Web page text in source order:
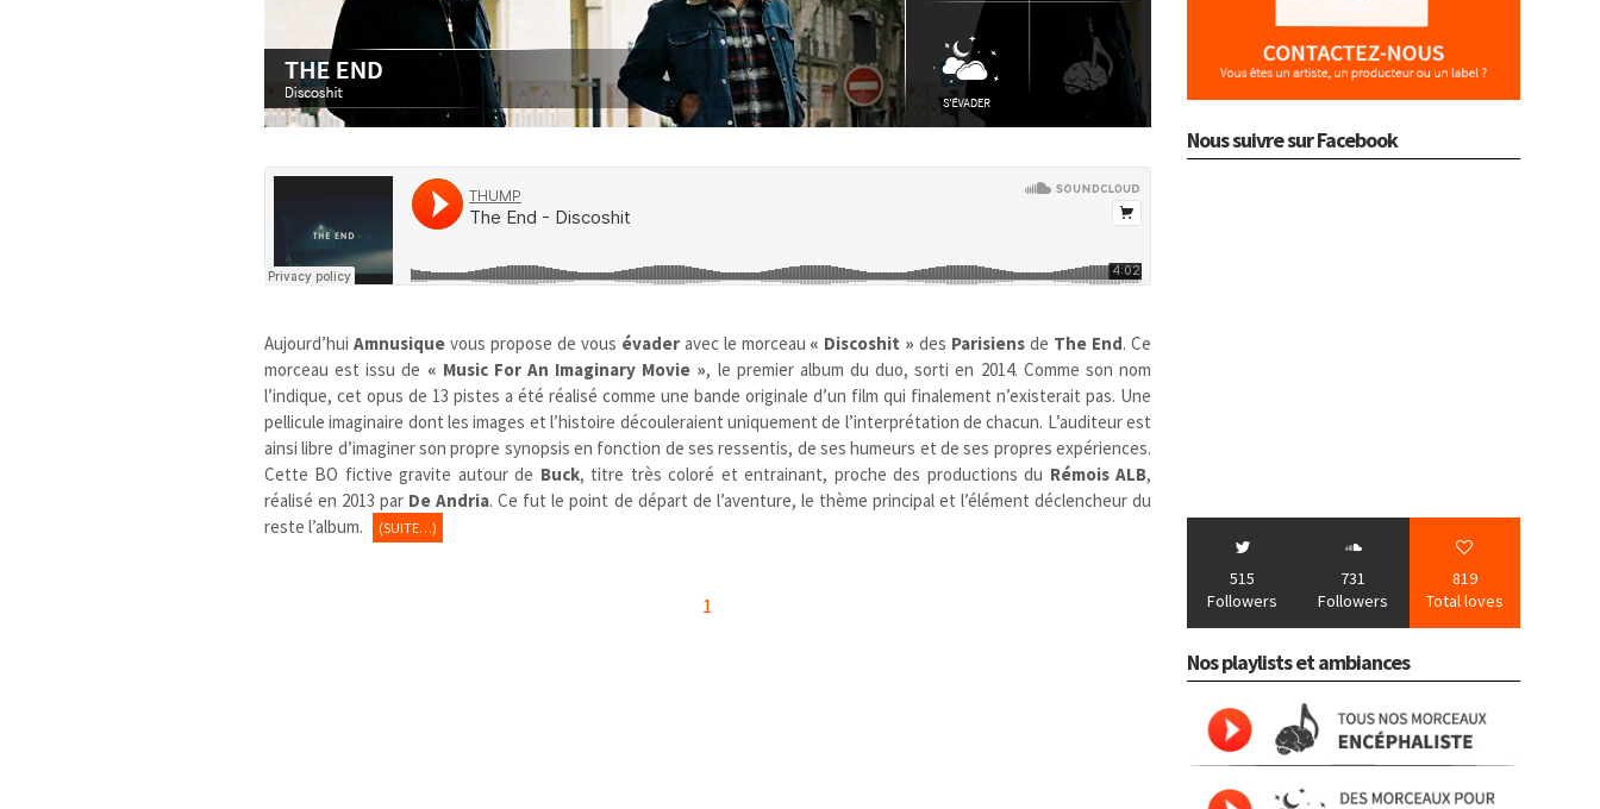
Aujourd’hui Amnusiquevous propose de vous évaderavec le morceau « Discoshit » des Parisiensde The End. Ce
morceau est issu de « Music For An Imaginary Movie », le premier album du duo, sorti en 2014. Comme son nom
l’indique, cet opus de 13 pistes a été réalisé comme une bande originale d’un film qui finalement n’existerait pas. Une
pellicule imaginaire dont les images et l’histoire découleraient uniquement de l’interprétation de chacun. L’auditeur est
ainsi libre d’imaginer son propre synopsis en fonction de ses ressentis, de ses humeurs et de ses propres expériences.
Cette BO fictive gravite autour de Buck, titre très coloré et entrainant, proche des productions du Rémois ALB,
réalisé en 2013 par De Andria. Ce fut le point de départ de l’aventure, le thème principal et l’élément déclencheur du
reste l’album.
(SUITE…)
1
Nous suivre sur Facebook
515
Followers
731
Followers
819
Total loves
Nos playlists et ambiances